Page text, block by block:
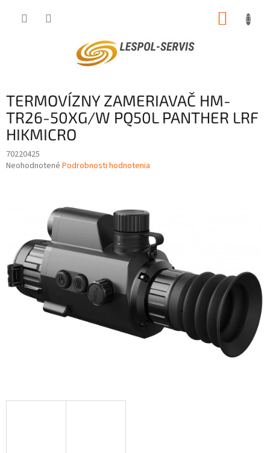
TERMOVÍZNY ZAMERIAVAČ HM-
TR26-50XG/W PQ50L PANTHER LRF
HIKMICRO
70220425
Priemerné
hviezdičiek.
Neohodnotené Podrobnosti hodnotenia